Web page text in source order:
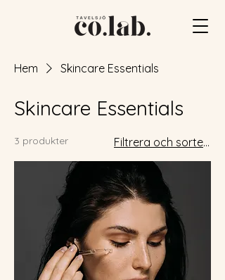
Hem Skincare Essentials
Skincare Essentials
3 produkter Filtrera och sortera